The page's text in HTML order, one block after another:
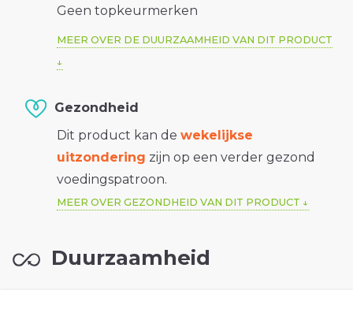
Geen topkeurmerken
MEER OVER DE DUURZAAMHEID VAN DIT PRODUCT
Gezondheid
Dit product kan de wekelijkse
uitzondering zijn op een verder gezond
voedingspatroon.
MEER OVER GEZONDHEID VAN DIT PRODUCT
Duurzaamheid